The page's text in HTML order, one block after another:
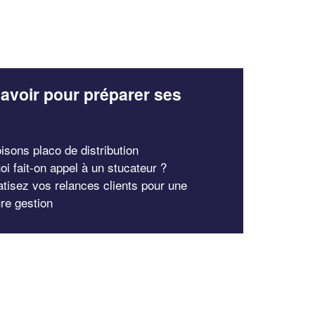
pour préparer ses
placo de distribution
fait-on appel à un stucateur ?
vos relances clients pour une
gestion